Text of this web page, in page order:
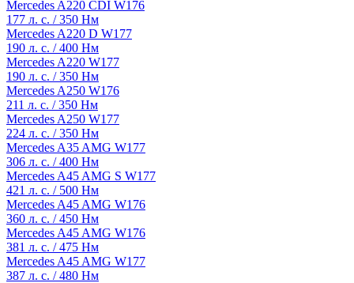
Mercedes A220 CDI W176
177 л. с. / 350 Нм
Mercedes A220 D W177
190 л. с. / 400 Нм
Mercedes A220 W177
190 л. с. / 350 Нм
Mercedes A250 W176
211 л. с. / 350 Нм
Mercedes A250 W177
224 л. с. / 350 Нм
Mercedes A35 AMG W177
306 л. с. / 400 Нм
Mercedes A45 AMG S W177
421 л. с. / 500 Нм
Mercedes A45 AMG W176
360 л. с. / 450 Нм
Mercedes A45 AMG W176
381 л. с. / 475 Нм
Mercedes A45 AMG W177
387 л. с. / 480 Нм